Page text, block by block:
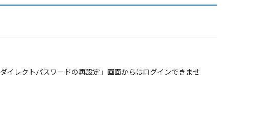
イレクトパスワードの再設定」画面からはログインできませ